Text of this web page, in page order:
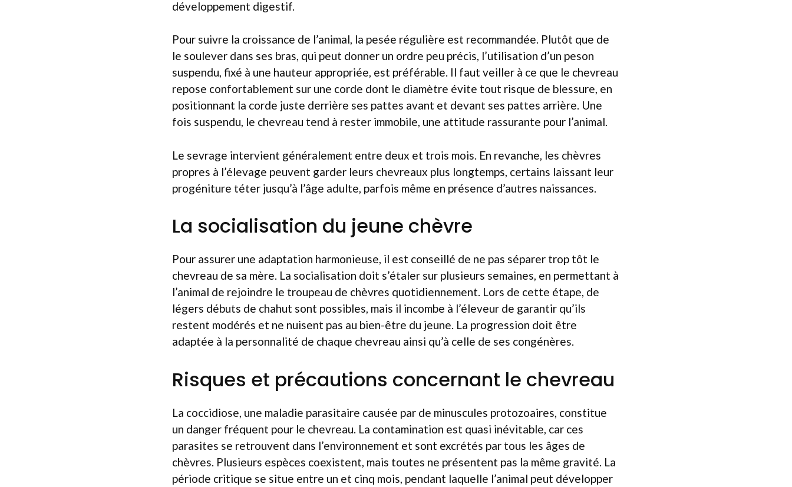
développement digestif.
Pour suivre la croissance de l’animal, la pesée régulière est recommandée. Plutôt que de
le soulever dans ses bras, qui peut donner un ordre peu précis, l’utilisation d’un peson
suspendu, fixé à une hauteur appropriée, est préférable. Il faut veiller à ce que le chevreau
repose confortablement sur une corde dont le diamètre évite tout risque de blessure, en
positionnant la corde juste derrière ses pattes avant et devant ses pattes arrière. Une
fois suspendu, le chevreau tend à rester immobile, une attitude rassurante pour l’animal.
Le sevrage intervient généralement entre deux et trois mois. En revanche, les chèvres
propres à l’élevage peuvent garder leurs chevreaux plus longtemps, certains laissant leur
progéniture téter jusqu’à l’âge adulte, parfois même en présence d’autres naissances.
La socialisation du jeune chèvre
Pour assurer une adaptation harmonieuse, il est conseillé de ne pas séparer trop tôt le
chevreau de sa mère. La socialisation doit s’étaler sur plusieurs semaines, en permettant à
l’animal de rejoindre le troupeau de chèvres quotidiennement. Lors de cette étape, de
légers débuts de chahut sont possibles, mais il incombe à l’éleveur de garantir qu’ils
restent modérés et ne nuisent pas au bien-être du jeune. La progression doit être
adaptée à la personnalité de chaque chevreau ainsi qu’à celle de ses congénères.
Risques et précautions concernant le chevreau
La coccidiose, une maladie parasitaire causée par de minuscules protozoaires, constitue
un danger fréquent pour le chevreau. La contamination est quasi inévitable, car ces
parasites se retrouvent dans l’environnement et sont excrétés par tous les âges de
chèvres. Plusieurs espèces coexistent, mais toutes ne présentent pas la même gravité. La
période critique se situe entre un et cinq mois, pendant laquelle l’animal peut développer